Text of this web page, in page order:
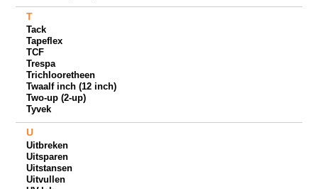
T
Tack
Tapeflex
TCF
Trespa
Trichlooretheen
Twaalf inch (12 inch)
Two-up (2-up)
Tyvek
U
Uitbreken
Uitsparen
Uitstansen
Uitvullen